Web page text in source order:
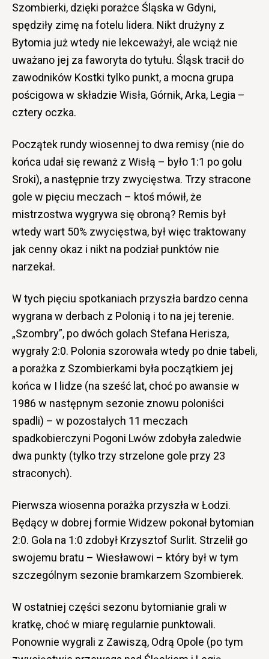
Szombierki, dzięki porażce Śląska w Gdyni,
spędziły zimę na fotelu lidera. Nikt drużyny z
Bytomia już wtedy nie lekceważył, ale wciąż nie
uważano jej za faworyta do tytułu. Śląsk tracił do
zawodników Kostki tylko punkt, a mocna grupa
pościgowa w składzie Wisła, Górnik, Arka, Legia –
cztery oczka.
Początek rundy wiosennej to dwa remisy (nie do
końca udał się rewanż z Wisłą – było 1:1 po golu
Sroki), a następnie trzy zwycięstwa. Trzy stracone
gole w pięciu meczach – ktoś mówił, że
mistrzostwa wygrywa się obroną? Remis był
wtedy wart 50% zwycięstwa, był więc traktowany
jak cenny okaz i nikt na podział punktów nie
narzekał.
W tych pięciu spotkaniach przyszła bardzo cenna
wygrana w derbach z Polonią i to na jej terenie.
„Szombry”, po dwóch golach Stefana Herisza,
wygrały 2:0. Polonia szorowała wtedy po dnie tabeli,
a porażka z Szombierkami była początkiem jej
końca w I lidze (na sześć lat, choć po awansie w
1986 w następnym sezonie znowu poloniści
spadli) – w pozostałych 11 meczach
spadkobierczyni Pogoni Lwów zdobyła zaledwie
dwa punkty (tylko trzy strzelone gole przy 23
straconych).
Pierwsza wiosenna porażka przyszła w Łodzi.
Będący w dobrej formie Widzew pokonał bytomian
2:0. Gola na 1:0 zdobył Krzysztof Surlit. Strzelił go
swojemu bratu – Wiesławowi – który był w tym
szczególnym sezonie bramkarzem Szombierek.
W ostatniej części sezonu bytomianie grali w
kratkę, choć w miarę regularnie punktowali.
Ponownie wygrali z Zawiszą, Odrą Opole (po tym